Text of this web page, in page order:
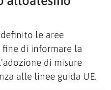
le aree
di informare la
di misure
alle linee guida UE.